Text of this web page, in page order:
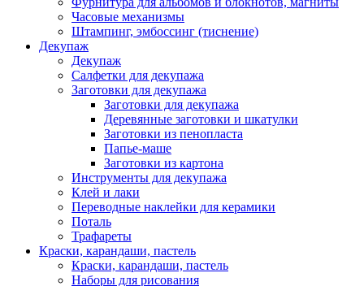
Часовые механизмы
Штампинг, эмбоссинг (тиснение)
Декупаж
Декупаж
Салфетки для декупажа
Заготовки для декупажа
Заготовки для декупажа
Деревянные заготовки и шкатулки
Заготовки из пенопласта
Папье-маше
Заготовки из картона
Инструменты для декупажа
Клей и лаки
Переводные наклейки для керамики
Поталь
Трафареты
Краски, карандаши, пастель
Краски, карандаши, пастель
Наборы для рисования